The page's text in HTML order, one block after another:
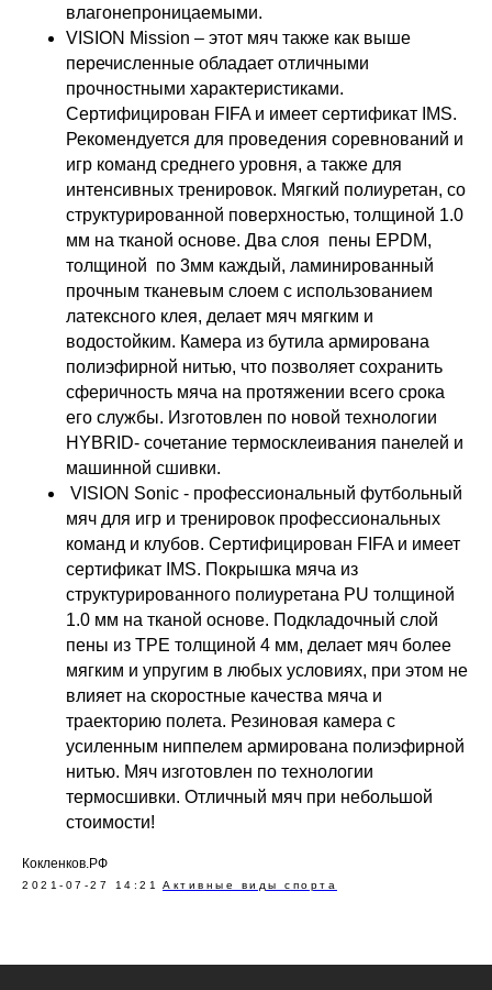
влагонепроницаемыми.
VISION Mission – этот мяч также как выше
перечисленные обладает отличными
прочностными характеристиками.
Сертифицирован FIFA и имеет сертификат IMS.
Рекомендуется для проведения соревнований и
игр команд среднего уровня, а также для
интенсивных тренировок. Мягкий полиуретан, со
структурированной поверхностью, толщиной 1.0
мм на тканой основе. Два слоя пены EPDM,
толщиной по 3мм каждый, ламинированный
прочным тканевым слоем с использованием
латексного клея, делает мяч мягким и
водостойким. Камера из бутила армирована
полиэфирной нитью, что позволяет сохранить
сферичность мяча на протяжении всего срока
его службы. Изготовлен по новой технологии
HYBRID- сочетание термосклеивания панелей и
машинной сшивки.
VISION Sonic - профессиональный футбольный
мяч для игр и тренировок профессиональных
команд и клубов. Сертифицирован FIFA и имеет
сертификат IMS. Покрышка мяча из
структурированного полиуретана PU толщиной
1.0 мм на тканой основе. Подкладочный слой
пены из TPE толщиной 4 мм, делает мяч более
мягким и упругим в любых условиях, при этом не
влияет на скоростные качества мяча и
траекторию полета. Резиновая камера с
усиленным ниппелем армирована полиэфирной
нитью. Мяч изготовлен по технологии
термосшивки. Отличный мяч при небольшой
стоимости!
Кокленков.РФ
2021-07-27 14:21 Активные виды спорта